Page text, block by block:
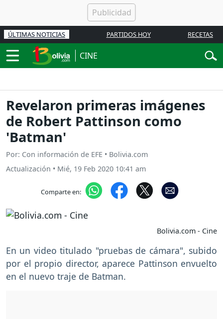
ÚLTIMAS NOTICIAS PARTIDOS HOY RECETAS
CINE
Revelaron primeras imágenes
de Robert Pattinson como
'Batman'
Por: Con información de EFE • Bolivia.com
Actualización • Mié, 19 Feb 2020 10:41 am
Comparte en:
Bolivia.com - Cine
En un video titulado "pruebas de cámara", subido
por el propio director, aparece Pattinson envuelto
en el nuevo traje de Batman.